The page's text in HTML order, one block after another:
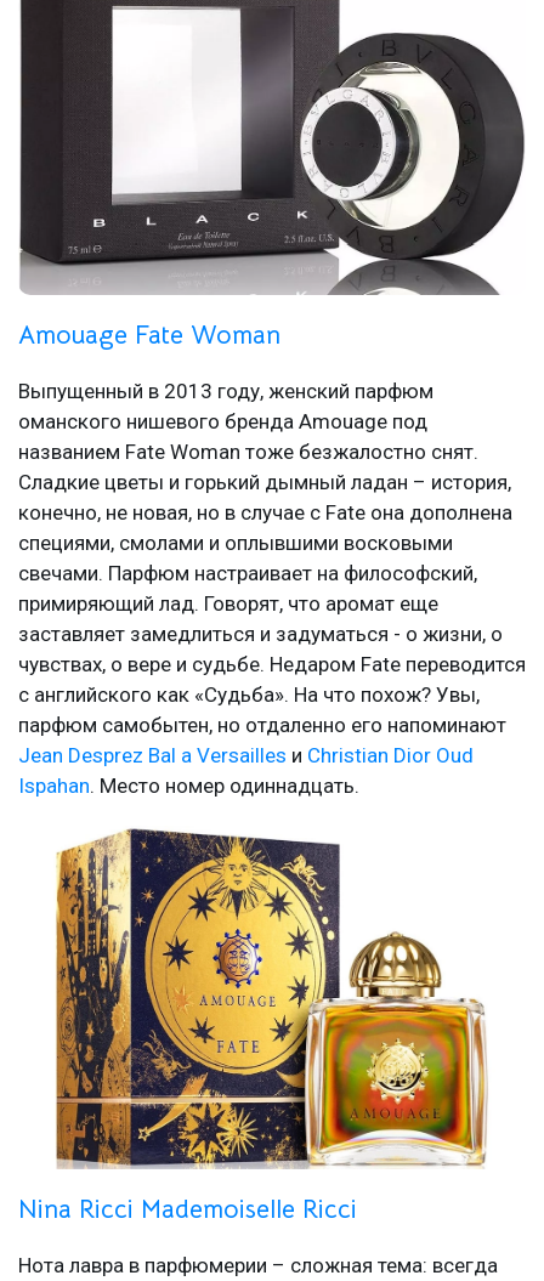
Amouage Fate Woman
Выпущенный в 2013 году, женский парфюм
оманского нишевого бренда Amouage под
названием Fate Woman тоже безжалостно снят.
Сладкие цветы и горький дымный ладан – история,
конечно, не новая, но в случае с Fate она дополнена
специями, смолами и оплывшими восковыми
свечами. Парфюм настраивает на философский,
примиряющий лад. Говорят, что аромат еще
заставляет замедлиться и задуматься - о жизни, о
чувствах, о вере и судьбе. Недаром Fate переводится
с английского как «Судьба». На что похож? Увы,
парфюм самобытен, но отдаленно его напоминают
Jean Desprez Bal a Versailles и Christian Dior Oud
Ispahan. Место номер одиннадцать.
Nina Ricci Mademoiselle Ricci
Нота лавра в парфюмерии – сложная тема: всегда